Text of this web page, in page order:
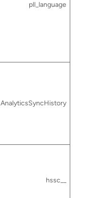
pll_language
AnalyticsSyncHistory